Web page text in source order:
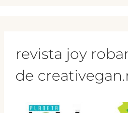
revista joy
de